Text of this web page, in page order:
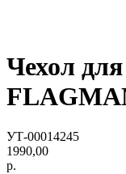
Чехол
УТ-00014245
1990,00
р.